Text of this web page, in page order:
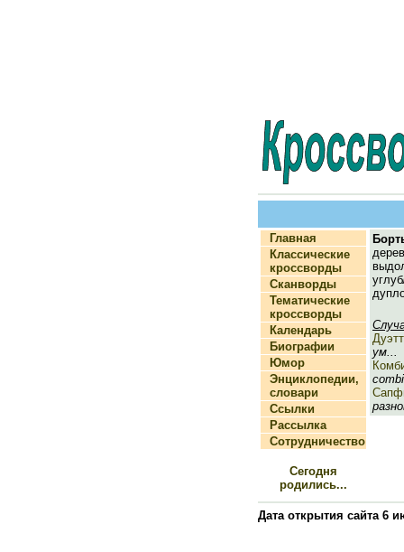
Главная
Классические
кроссворды
Сканворды
Тематические
кроссворды
Календарь
Биографии
Юмор
Энциклопедии,
словари
Ссылки
Рассылка
Сотрудничество
Сегодня
родились...
ум...
Дата открытия сайта 6